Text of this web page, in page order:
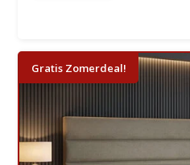
Gratis Zomerdeal!